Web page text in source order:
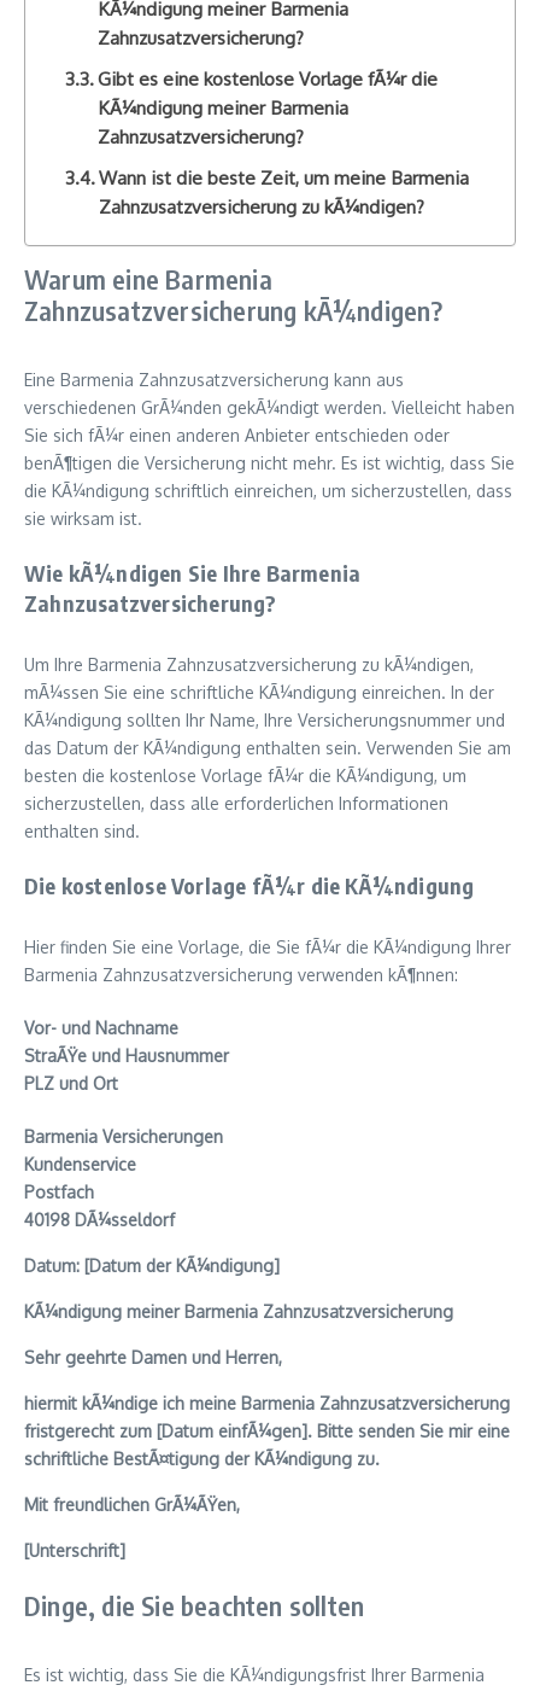
KÃ¼ndigung meiner Barmenia
Zahnzusatzversicherung?
Gibt es eine kostenlose Vorlage fÃ¼r die
KÃ¼ndigung meiner Barmenia
Zahnzusatzversicherung?
Wann ist die beste Zeit, um meine Barmenia
Zahnzusatzversicherung zu kÃ¼ndigen?
Warum eine Barmenia
Zahnzusatzversicherung kÃ¼ndigen?
Eine Barmenia Zahnzusatzversicherung kann aus
verschiedenen GrÃ¼nden gekÃ¼ndigt werden. Vielleicht haben
Sie sich fÃ¼r einen anderen Anbieter entschieden oder
benÃ¶tigen die Versicherung nicht mehr. Es ist wichtig, dass Sie
die KÃ¼ndigung schriftlich einreichen, um sicherzustellen, dass
sie wirksam ist.
Wie kÃ¼ndigen Sie Ihre Barmenia
Zahnzusatzversicherung?
Um Ihre Barmenia Zahnzusatzversicherung zu kÃ¼ndigen,
mÃ¼ssen Sie eine schriftliche KÃ¼ndigung einreichen. In der
KÃ¼ndigung sollten Ihr Name, Ihre Versicherungsnummer und
das Datum der KÃ¼ndigung enthalten sein. Verwenden Sie am
besten die kostenlose Vorlage fÃ¼r die KÃ¼ndigung, um
sicherzustellen, dass alle erforderlichen Informationen
enthalten sind.
Die kostenlose Vorlage fÃ¼r die KÃ¼ndigung
Hier finden Sie eine Vorlage, die Sie fÃ¼r die KÃ¼ndigung Ihrer
Barmenia Zahnzusatzversicherung verwenden kÃ¶nnen:
Vor- und Nachname
StraÃŸe und Hausnummer
PLZ und Ort
Barmenia Versicherungen
Kundenservice
Postfach
40198 DÃ¼sseldorf
Datum: [Datum der KÃ¼ndigung]
KÃ¼ndigung meiner Barmenia Zahnzusatzversicherung
Sehr geehrte Damen und Herren,
hiermit kÃ¼ndige ich meine Barmenia Zahnzusatzversicherung
fristgerecht zum [Datum einfÃ¼gen]. Bitte senden Sie mir eine
schriftliche BestÃ¤tigung der KÃ¼ndigung zu.
Mit freundlichen GrÃ¼ÃŸen,
[Unterschrift]
Dinge, die Sie beachten sollten
Es ist wichtig, dass Sie die KÃ¼ndigungsfrist Ihrer Barmenia